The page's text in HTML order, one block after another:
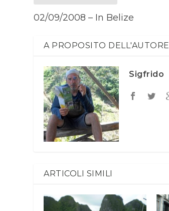
02/09/2008 – In Belize
A PROPOSITO DELL'AUTORE
Sigfrido
ARTICOLI SIMILI